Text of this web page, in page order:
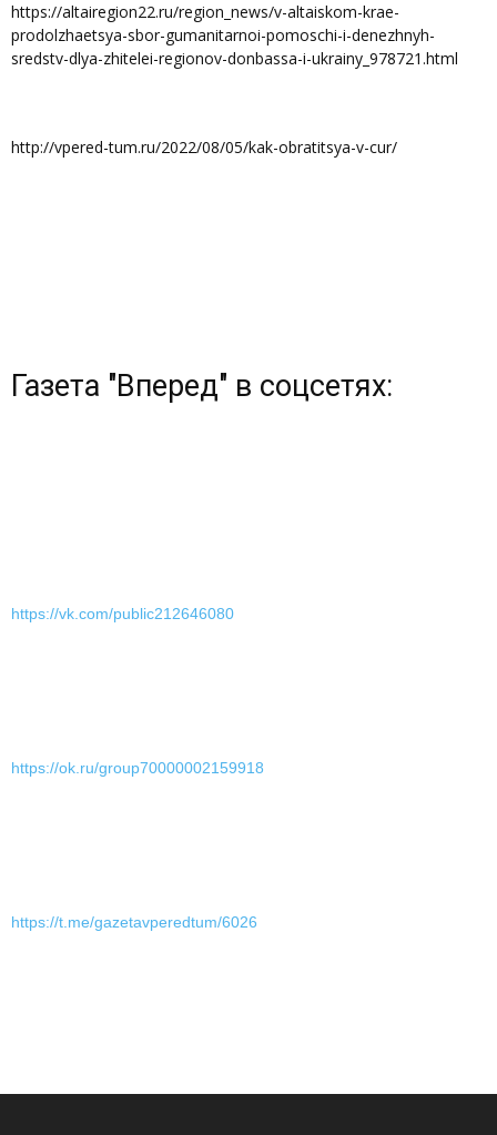
https://altairegion22.ru/region_news/v-altaiskom-krae-
prodolzhaetsya-sbor-gumanitarnoi-pomoschi-i-denezhnyh-
sredstv-dlya-zhitelei-regionov-donbassa-i-ukrainy_978721.html
http://vpered-tum.ru/2022/08/05/kak-obratitsya-v-cur/
Газета "Вперед" в соцсетях:
https://vk.com/public212646080
https://ok.ru/group70000002159918
https://t.me/gazetavperedtum/6026